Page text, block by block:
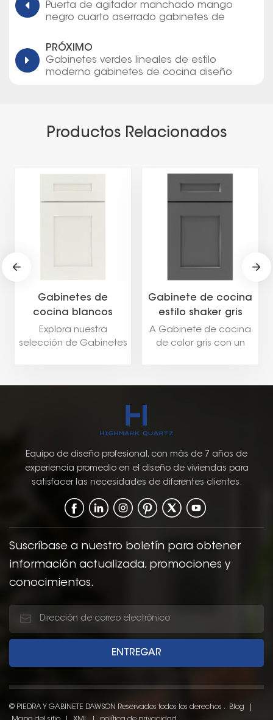
Puerta de agitador manchado mango
negro cuarto aserrado gabinetes de
PRÓXIMO
Gabinetes verdes lineales de estilo
moderno gabinetes de cocina diseño
Productos Relacionados
Gabinetes de
cocina blancos
modernos con
coctelera
Explora nuestra
selección de Gabinetes
shaker incluyendo
Gabinete de cocina
estilo shaker gris
oscuro moderno
americano
A Gabinete de cocina
de color gris con un
opción versátil y
proporciona una
apariencia moderna
pero atemporal que
puede complementar
estilos de cocina, de lo
contemporáneo a lo
puerta shaker, con sus
líneas simples y limpias
y su panel empotrado,
y funcional que mejora
cocina.
Equipo de diseño profesional, con más de 7 años de
experiencia promedio en el diseño de viviendas para
satisfacer las necesidades de diferentes clientes.
Suscríbase a nuestro boletín para obtener
información actualizada, promociones y
conocimientos.
© PIEDRA Y GABINETE DAWSON Reservados todos los derechos . Blog